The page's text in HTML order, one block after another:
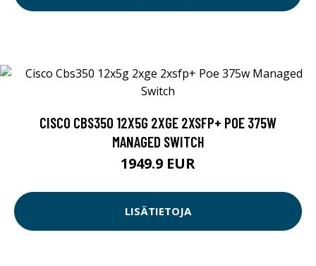
CISCO CBS350 12X5G 2XGE 2XSFP+ POE 375W
MANAGED SWITCH
1949.9 EUR
LISÄTIETOJA